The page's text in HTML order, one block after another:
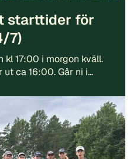
starttider för
7)
17:00 i morgon kväll.
ca 16:00. Går ni i…